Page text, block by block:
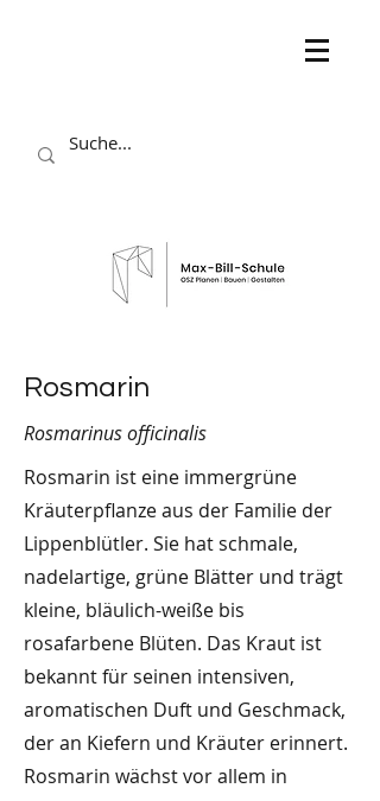
Rosmarin
Rosmarinus officinalis
Rosmarin ist eine immergrüne
Kräuterpflanze aus der Familie der
Lippenblütler. Sie hat schmale,
nadelartige, grüne Blätter und trägt
kleine, bläulich-weiße bis
rosafarbene Blüten. Das Kraut ist
bekannt für seinen intensiven,
aromatischen Duft und Geschmack,
der an Kiefern und Kräuter erinnert.
Rosmarin wächst vor allem in